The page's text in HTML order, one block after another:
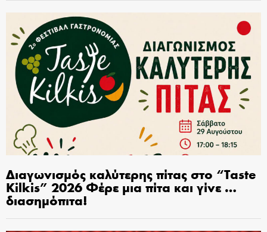
Διαγωνισμός καλύτερης πίτας στο “Taste
Kilkis” 2026 Φέρε μια πίτα και γίνε …
διασημόπιτα!